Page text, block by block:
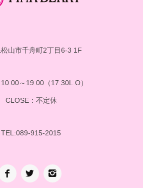
山市千舟町2丁目6-3 1F
～19:00（17:30L.O）
CLOSE：不定休
TEL:089-915-2015